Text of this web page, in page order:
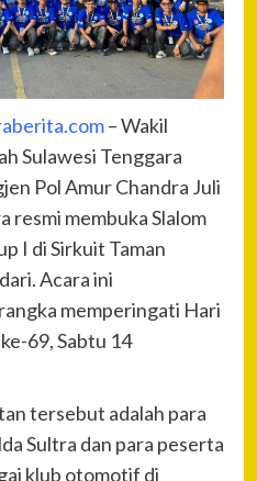
– Wakil
Sulawesi Tenggara
Pol Amur Chandra Juli
resmi membuka Slalom
I di Sirkuit Taman
Acara ini
memperingati Hari
69, Sabtu 14
tersebut adalah para
Sultra dan para peserta
klub otomotif di